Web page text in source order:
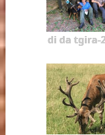
di da tgira-